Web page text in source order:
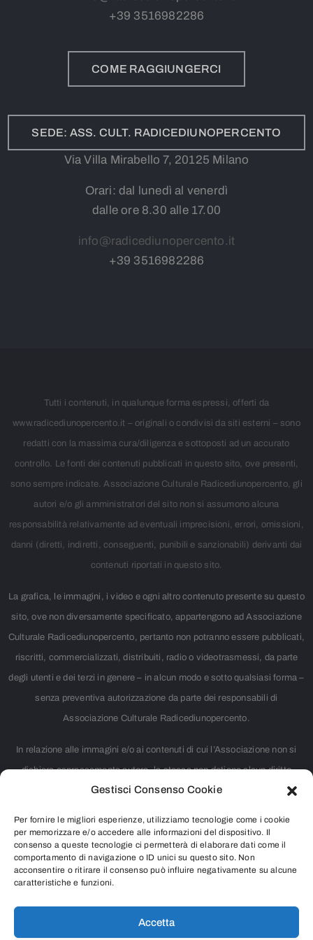
Gestisci Consenso Cookie
Per fornire le migliori esperienze, utilizziamo tecnologie come i cookie
per memorizzare e/o accedere alle informazioni del dispositivo. Il
consenso a queste tecnologie ci permetterà di elaborare dati come il
comportamento di navigazione o ID unici su questo sito. Non
acconsentire o ritirare il consenso può influire negativamente su alcune
caratteristiche e funzioni.
Accetta
+39 3516982286
COME RAGGIUNGERCI
SEDE: ASS. CULT. RADICEDIUNOPERCENTO
Via Villa Mirabello 7, 20125 Milano
Orari: dal lunedì al venerdì
dalle ore 8.30 alle 17.00
info@radicediunopercento.it
+39 3516982286
Tutti i contenuti, in qualunque forma espressi, offerti da
www.radicediunopercento.it – originali o condivisi da siti esterni – sono
redatti con la massima cura/diligenza e sottoposti ad un accurato
controllo. Le fonti dei contenuti pubblicati in questo sito, ove presenti,
sono sempre indicate. Associazione Culturale Radicediunopercento, gli
autori e/o gli amministratori del sito non si assumono alcuna
responsabilità relativamente ad eventuali imprecisioni, errori, omissioni,
danni (diretti, indiretti, conseguenti, punibili e sanzionabili) derivanti dai
contenuti riportati in questo sito.
La grafica, le immagini, i video e ogni altro contenuto presente su questo
sito, ove non diversamente specificato, appartengono ad Associazione
Culturale Radicediunopercento, pertanto non potranno essere pubblicati,
riscritti, commercializzati, distribuiti, radio o videotrasmessi, da parte
degli utenti e dei terzi in genere – in alcun modo e sotto qualsiasi forma –
senza preventiva autorizzazione da parte dei responsabili di
Associazione Culturale Radicediunopercento.
In relazione alle immagini e/o ai contenuti di cui l’Associazione non si
dichiara espressamente autore, la stessa non detiene alcun diritto
d’autore. Nei casi in cui non è citata la fonte, si tratta di materiale
Chiunque rivendicasse il copyright di qualsiasi immagine o contenuto
presente o intendesse segnalare qualsiasi controversia riguardante i
diritti d’autore, è pregato di contattarci inviando una e-mail all’indirizzo